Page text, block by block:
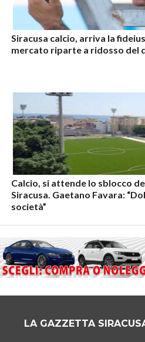
Siracusa calcio, arriva la
mercato riparte a ridosso del
Calcio, si attende lo sblocco
Siracusa. Gaetano Favara:
società”
LA GAZZETTA